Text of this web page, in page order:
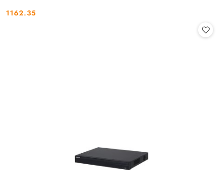
Cena:
1162.35